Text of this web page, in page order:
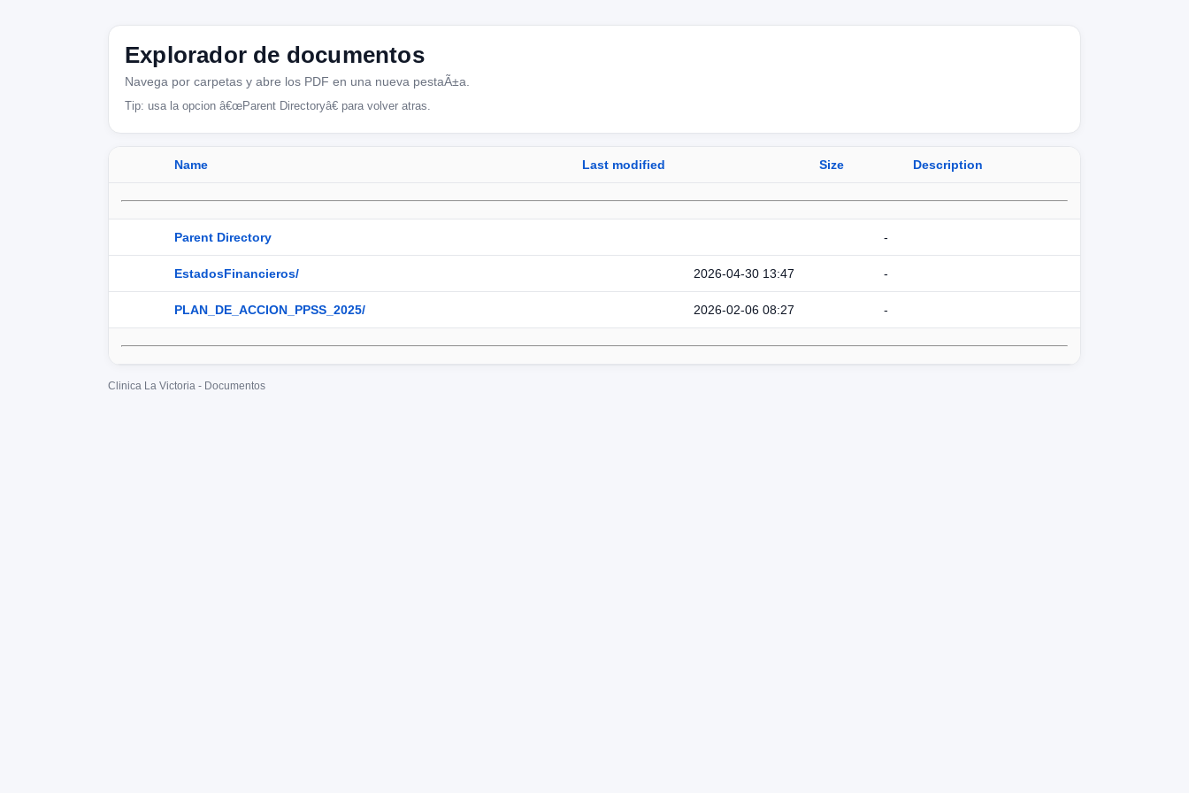
Explorador de documentos
Navega por carpetas y abre los PDF en una nueva pestaÃ±a.
Tip: usa la opcion â€œParent Directoryâ€ para volver atras.
Name Last modified Size Description
Parent Directory -
EstadosFinancieros/ 2026-04-30 13:47 -
PLAN_DE_ACCION_PPSS_2025/ 2026-02-06 08:27 -
Clinica La Victoria - Documentos